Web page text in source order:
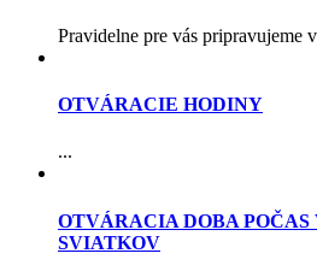
Pravidelne pre vás pripravujeme
OTVÁRACIE HODINY
...
OTVÁRACIA DOBA
SVIATKOV